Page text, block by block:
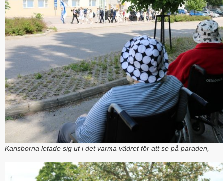
Karisborna letade sig ut i det varma vädret för att se på paraden,